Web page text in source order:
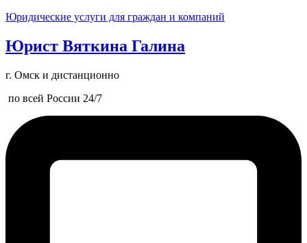
Юридические услуги для граждан и компаний
Юрист Вяткина Галина
г. Омск и дистанционно
по всей России 24/7